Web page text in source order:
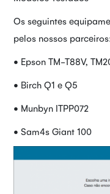
Os seguintes
pelos nossos
• Epson TM-T88V,
• Birch Q1 e Q5
• Munbyn ITPP072
• Sam4s Giant 100